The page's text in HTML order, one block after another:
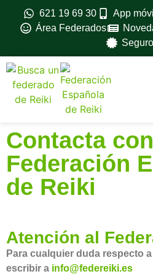
621 19 69 30 App móvil
Área Federados
Contacta
Federación
de Reiki
Atención al
Para cualquier duda respecto
escribir a info@federeiki.es